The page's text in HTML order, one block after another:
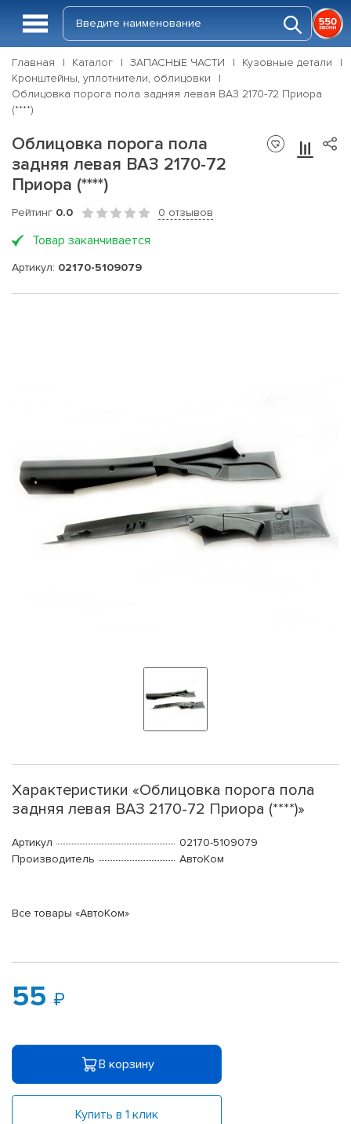
Главная Каталог ЗАПАСНЫЕ ЧАСТИ
Кузовные детали
Кронштейны, уплотнители, облицовки
Облицовка порога пола задняя левая ВАЗ 2170-72 Приора
(****)
Облицовка порога пола
задняя левая ВАЗ 2170-72
Приора (****)
Рейтинг 0.0 0 отзывов
Товар заканчивается
Артикул: 02170-5109079
Характеристики «Облицовка порога пола
задняя левая ВАЗ 2170-72 Приора (****)»
Артикул
02170-5109079
Производитель
АвтоКом
Все товары «АвтоКом»
55
В корзину
Купить в 1 клик